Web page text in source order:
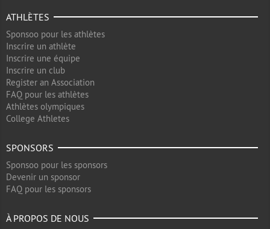
ATHLÈTES
Sponsoo pour les athlètes
Inscrire un athlète
Inscrire une équipe
Inscrire un club
Register an Association
FAQ pour les athlètes
Athlètes olympiques
College Athletes
SPONSORS
Sponsoo pour les sponsors
Devenir un sponsor
FAQ pour les sponsors
À PROPOS DE NOUS